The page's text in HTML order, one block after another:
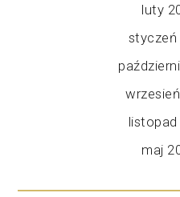
luty
styczeń
listopad
maj